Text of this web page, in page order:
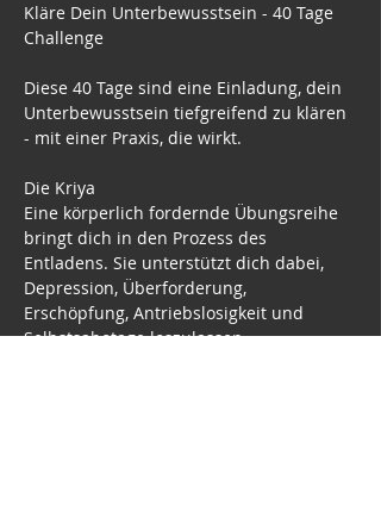
Kläre Dein Unterbewusstsein - 40 Tage
Challenge
Diese 40 Tage sind eine Einladung, dein
Unterbewusstsein tiefgreifend zu klären
- mit einer Praxis, die wirkt.
Die Kriya
Eine körperlich fordernde Übungsreihe
bringt dich in den Prozess des
Entladens. Sie unterstützt dich dabei,
Depression, Überforderung,
Erschöpfung, Antriebslosigkeit und
Selbstsabotage loszulassen.